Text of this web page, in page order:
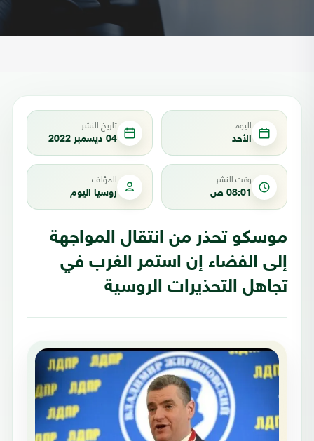
اليوم
الأحد
تاريخ النشر
04 ديسمبر 2022
وقت النشر
08:01 ص
المؤلف
روسيا اليوم
موسكو تحذر من انتقال المواجهة
إلى الفضاء إن استمر الغرب في
تجاهل التحذيرات الروسية